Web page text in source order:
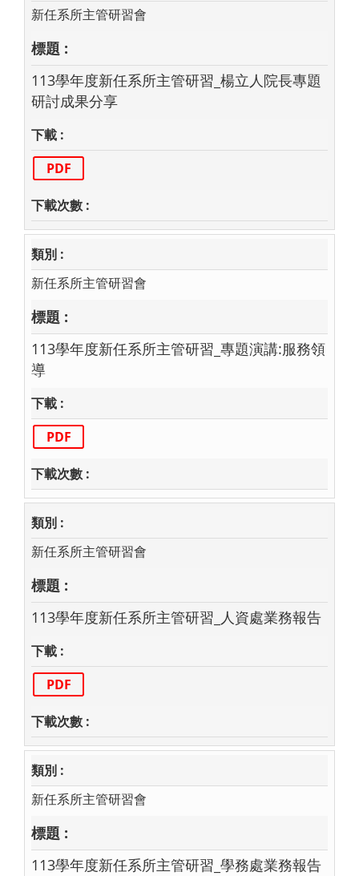
新任系所主管研習會
113學年度新任系所主管研習_楊立人院長專題
研討成果分享
PDF
新任系所主管研習會
113學年度新任系所主管研習_專題演講:服務領
導
PDF
新任系所主管研習會
113學年度新任系所主管研習_人資處業務報告
PDF
新任系所主管研習會
113學年度新任系所主管研習_學務處業務報告